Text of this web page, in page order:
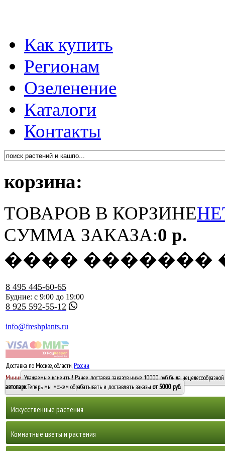
Как купить
Регионам
Озеленение
Каталоги
Контакты
корзина:
ТОВАРОВ В КОРЗИНЕ
СУММА ЗАКАЗА:0 р.
���� �������
8 495 445-60-65
Будние: с 9:00 до 19:00
8 925 592-55-12
info@freshplants.ru
Доставка по Москве, области, России
Минимальный заказ -10 0005000 руб.
Уважаемые клиенты! Ранее доставка заказов ниже 10000 руб. была
автопарк. Теперь мы можем обрабатывать и доставлять заказы от 5000 руб.
Искусственные растения
Горшечные растения, кусты и мох
Комнатные цветы и растения